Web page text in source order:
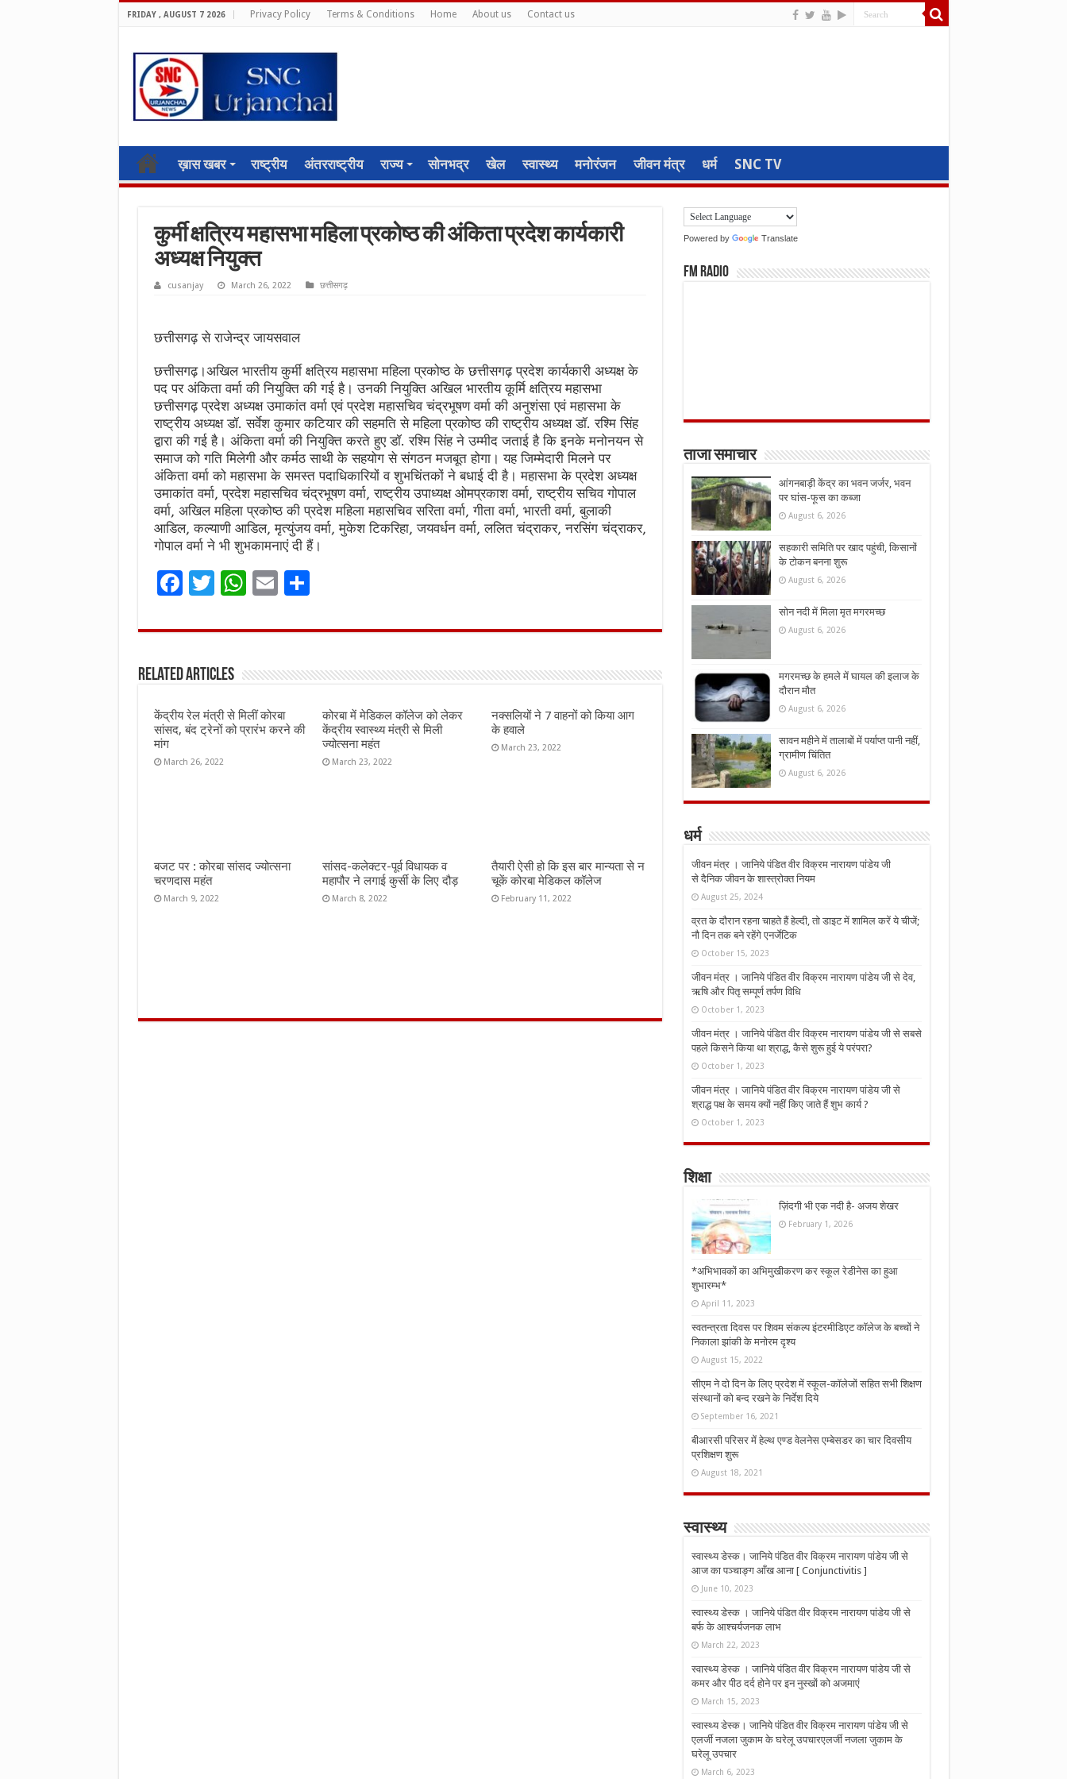
FRIDAY , AUGUST 7 2026 Privacy Policy Terms & Conditions Home About us Contact us
ख़ास खबर राष्ट्रीय अंतरराष्ट्रीय राज्य सोनभद्र खेल स्वास्थ्य मनोरंजन जीवन मंत्र धर्म SNC TV
कुर्मी क्षत्रिय महासभा महिला प्रकोष्ठ की अंकिता प्रदेश कार्यकारी
अध्यक्ष नियुक्त
cusanjay March 26, 2022 छत्तीसगढ़
छत्तीसगढ़ से राजेन्द्र जायसवाल
छत्तीसगढ़।अखिल भारतीय कुर्मी क्षत्रिय महासभा महिला प्रकोष्ठ के छत्तीसगढ़ प्रदेश कार्यकारी अध्यक्ष के
पद पर अंकिता वर्मा की नियुक्ति की गई है। उनकी नियुक्ति अखिल भारतीय कूर्मि क्षत्रिय महासभा
छत्तीसगढ़ प्रदेश अध्यक्ष उमाकांत वर्मा एवं प्रदेश महासचिव चंद्रभूषण वर्मा की अनुशंसा एवं महासभा के
राष्ट्रीय अध्यक्ष डॉ. सर्वेश कुमार कटियार की सहमति से महिला प्रकोष्ठ की राष्ट्रीय अध्यक्ष डॉ. रश्मि सिंह
द्वारा की गई है। अंकिता वर्मा की नियुक्ति करते हुए डॉ. रश्मि सिंह ने उम्मीद जताई है कि इनके मनोनयन से
समाज को गति मिलेगी और कर्मठ साथी के सहयोग से संगठन मजबूत होगा। यह जिम्मेदारी मिलने पर
अंकिता वर्मा को महासभा के समस्त पदाधिकारियों व शुभचिंतकों ने बधाई दी है। महासभा के प्रदेश अध्यक्ष
उमाकांत वर्मा, प्रदेश महासचिव चंद्रभूषण वर्मा, राष्ट्रीय उपाध्यक्ष ओमप्रकाश वर्मा, राष्ट्रीय सचिव गोपाल
वर्मा, अखिल महिला प्रकोष्ठ की प्रदेश महिला महासचिव सरिता वर्मा, गीता वर्मा, भारती वर्मा, बुलाकी
आडिल, कल्याणी आडिल, मृत्युंजय वर्मा, मुकेश टिकरिहा, जयवर्धन वर्मा, ललित चंद्राकर, नरसिंग चंद्राकर,
गोपाल वर्मा ने भी शुभकामनाएं दी हैं।
F
ce
o
o
k
T
it
r
W
at
A
p
p
E
ai
S
ar
Related Articles
केंद्रीय रेल मंत्री से मिलीं कोरबा
सांसद, बंद ट्रेनों को प्रारंभ करने की
मांग
March 26, 2022
कोरबा में मेडिकल कॉलेज को लेकर
केंद्रीय स्वास्थ्य मंत्री से मिली
ज्योत्सना महंत
March 23, 2022
नक्सलियों ने 7 वाहनों को किया आग
के हवाले
March 23, 2022
बजट पर : कोरबा सांसद ज्योत्सना
चरणदास महंत
March 9, 2022
सांसद-कलेक्टर-पूर्व विधायक व
महापौर ने लगाई कुर्सी के लिए दौड़
March 8, 2022
तैयारी ऐसी हो कि इस बार मान्यता से न
चूकें कोरबा मेडिकल कॉलेज
February 11, 2022
Powered by Translate
FM Radio
ताजा समाचार
आंगनबाड़ी केंद्र का भवन जर्जर, भवन
पर घांस-फूस का कब्जा
August 6, 2026
सहकारी समिति पर खाद पहुंची, किसानों
के टोकन बनना शुरू
August 6, 2026
सोन नदी में मिला मृत मगरमच्छ
August 6, 2026
मगरमच्छ के हमले में घायल की इलाज के
दौरान मौत
August 6, 2026
सावन महीने में तालाबों में पर्याप्त पानी नहीं,
ग्रामीण चिंतित
August 6, 2026
धर्म
जीवन मंत्र । जानिये पंडित वीर विक्रम नारायण पांडेय जी
से दैनिक जीवन के शास्त्रोक्त नियम
August 25, 2024
व्रत के दौरान रहना चाहते हैं हेल्दी, तो डाइट में शामिल करें ये चीजें;
नौ दिन तक बने रहेंगे एनर्जेटिक
October 15, 2023
जीवन मंत्र । जानिये पंडित वीर विक्रम नारायण पांडेय जी से देव,
ऋषि और पितृ सम्पूर्ण तर्पण विधि
October 1, 2023
जीवन मंत्र । जानिये पंडित वीर विक्रम नारायण पांडेय जी से सबसे
पहले किसने किया था श्राद्ध, कैसे शुरू हुई ये परंपरा?
October 1, 2023
जीवन मंत्र । जानिये पंडित वीर विक्रम नारायण पांडेय जी से
श्राद्ध पक्ष के समय क्यों नहीं किए जाते हैं शुभ कार्य ?
October 1, 2023
शिक्षा
ज़िंदगी भी एक नदी है- अजय शेखर
February 1, 2026
*अभिभावकों का अभिमुखीकरण कर स्कूल रेडीनेस का हुआ
शुभारम्भ*
April 11, 2023
स्वतन्त्रता दिवस पर शिवम संकल्प इंटरमीडिएट कॉलेज के बच्चों ने
निकाला झांकी के मनोरम दृश्य
August 15, 2022
सीएम ने दो दिन के लिए प्रदेश में स्कूल-कॉलेजों सहित सभी शिक्षण
संस्थानों को बन्द रखने के निर्देश दिये
September 16, 2021
बीआरसी परिसर में हेल्थ एण्ड वेलनेस एम्बेसडर का चार दिवसीय
प्रशिक्षण शुरू
August 18, 2021
स्वास्थ्य
स्वास्थ्य डेस्क। जानिये पंडित वीर विक्रम नारायण पांडेय जी से
आज का पञ्चाङ्ग आँख आना [ Conjunctivitis ]
June 10, 2023
स्वास्थ्य डेस्क । जानिये पंडित वीर विक्रम नारायण पांडेय जी से
बर्फ के आश्चर्यजनक लाभ
March 22, 2023
स्वास्थ्य डेस्क । जानिये पंडित वीर विक्रम नारायण पांडेय जी से
कमर और पीठ दर्द होने पर इन नुस्‍खों को अजमाएं
March 15, 2023
स्वास्थ्य डेस्क। जानिये पंडित वीर विक्रम नारायण पांडेय जी से
एलर्जी नजला जुकाम के घरेलू उपचारएलर्जी नजला जुकाम के
घरेलू उपचार
March 6, 2023